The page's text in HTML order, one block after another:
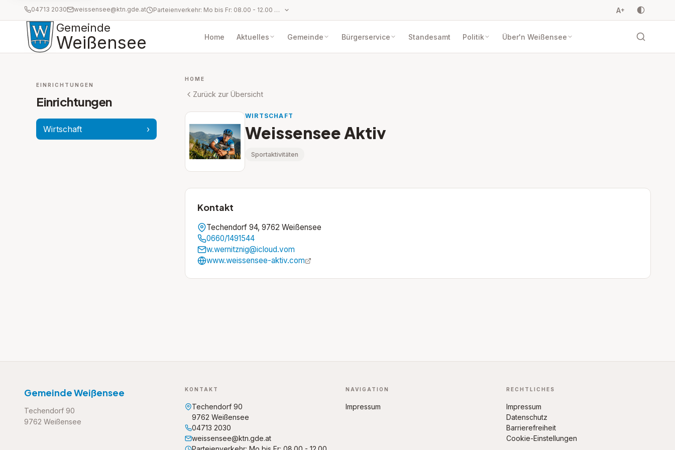
04713 2030 weissensee@ktn.gde.at Parteienverkehr: Mo bis Fr: 08.00 - 12.00 Uhr und Mo und Do: 14.00 - 17.00 Uhr A+
Gemeinde
Weißensee Home Aktuelles Gemeinde Bürgerservice Standesamt Politik Über'n Weißensee
EINRICHTUNGEN
Einrichtungen
Wirtschaft ›
HOME
Zurück zur Übersicht
WIRTSCHAFT
Weissensee Aktiv
Sportaktivitäten
Kontakt
Techendorf 94, 9762 Weißensee
0660/1491544
w.wernitznig@icloud.vom
www.weissensee-aktiv.com
Gemeinde Weißensee
Techendorf 90
9762 Weißensee
KONTAKT
Techendorf 90
9762 Weißensee
04713 2030
weissensee@ktn.gde.at
NAVIGATION
Impressum
RECHTLICHES
Impressum
Datenschutz
Barrierefreiheit
Cookie-Einstellungen